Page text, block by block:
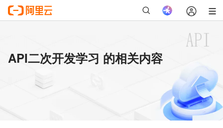
API二次开发学习 的相关内容